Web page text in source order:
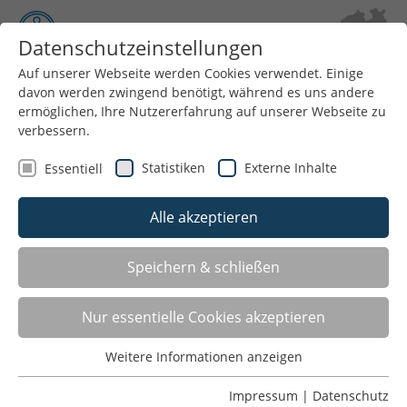
Menü
GSNRW-Beachvolleyball-Camp
01.06.2026
Datenschutzeinstellungen
Auf unserer Webseite werden Cookies verwendet. Einige
davon werden zwingend benötigt, während es uns andere
ermöglichen, Ihre Nutzererfahrung auf unserer Webseite zu
verbessern.
Essentiell Statistiken Externe Inhalte
Alle akzeptieren
Speichern & schließen
Nur essentielle Cookies akzeptieren
Essentielle Cookies werden für grundlegende Funktionen
Weitere Informationen anzeigen
Impressum | Datenschutz